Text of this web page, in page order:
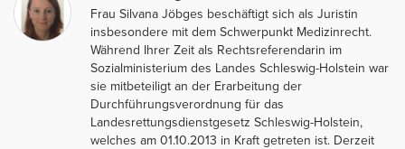
Frau Silvana Jöbges beschäftigt sich als Juristin
insbesondere mit dem Schwerpunkt Medizinrecht.
Während Ihrer Zeit als Rechtsreferendarin im
Sozialministerium des Landes Schleswig-Holstein war
sie mitbeteiligt an der Erarbeitung der
Durchführungsverordnung für das
Landesrettungsdienstgesetz Schleswig-Holstein,
welches am 01.10.2013 in Kraft getreten ist. Derzeit